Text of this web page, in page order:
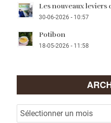
Les nouveaux leviers
30-06-2026 - 10:57
Potibon
18-05-2026 - 11:58